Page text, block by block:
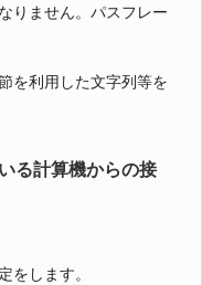
りません。パスフレー
を利用した文字列等を
る計算機からの接
をします。